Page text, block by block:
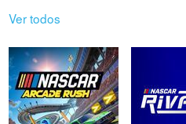
Ver todos